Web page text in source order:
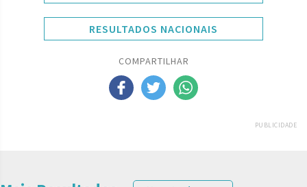
RESULTADOS NACIONAIS
COMPARTILHAR
PUBLICIDADE